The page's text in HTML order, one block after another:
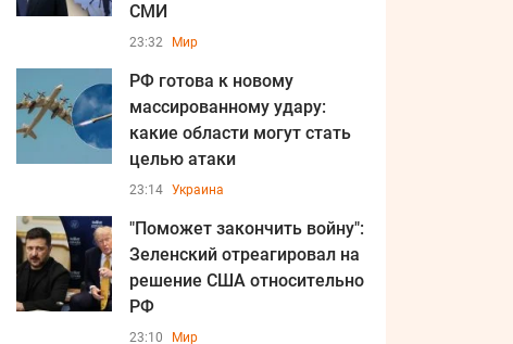
СМИ
23:32 Мир
РФ готова к новому
массированному удару:
какие области могут стать
целью атаки
23:14 Украина
"Поможет закончить войну":
Зеленский отреагировал на
решение США относительно
РФ
23:10 Мир